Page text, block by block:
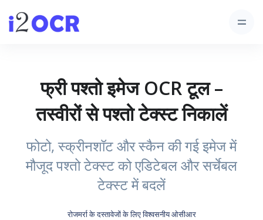
फ्री पश्तो इमेज OCR टूल –
तस्वीरों से पश्तो टेक्स्ट निकालें
फोटो, स्क्रीनशॉट और स्कैन की गई इमेज में
मौजूद पश्तो टेक्स्ट को एडिटेबल और सर्चेबल
टेक्स्ट में बदलें
रोजमर्रा के दस्तावेजों के लिए विश्वसनीय ओसीआर